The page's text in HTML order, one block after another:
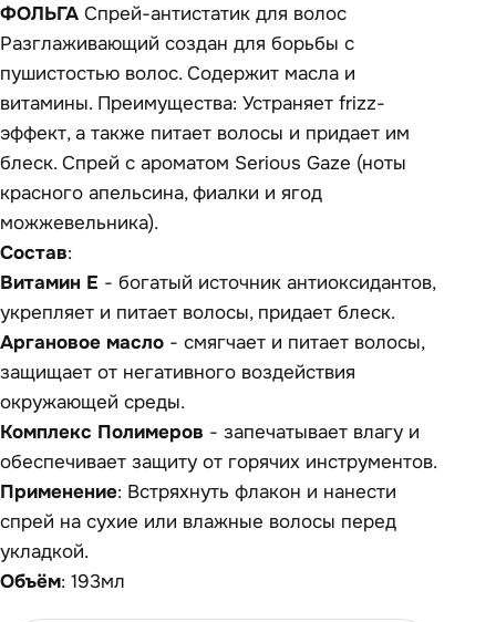
ФОЛЬГА Спрей-антистатик для волос
Разглаживающий создан для борьбы с
пушистостью волос. Содержит масла и
витамины. Преимущества: Устраняет frizz-
эффект, а также питает волосы и придает им
блеск. Спрей с ароматом Serious Gaze (ноты
красного апельсина, фиалки и ягод
можжевельника).
Состав:
Витамин Е - богатый источник антиоксидантов,
укрепляет и питает волосы, придает блеск.
Аргановое масло - смягчает и питает волосы,
защищает от негативного воздействия
окружающей среды.
Комплекс Полимеров - запечатывает влагу и
обеспечивает защиту от горячих инструментов.
Применение: Встряхнуть флакон и нанести
спрей на сухие или влажные волосы перед
укладкой.
Объём: 193мл